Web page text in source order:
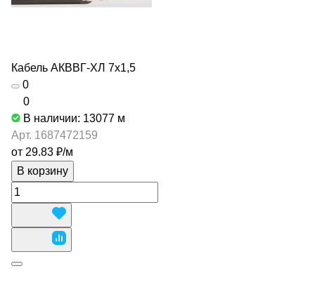
Кабель АКВВГ-ХЛ 7х1,5
0
0
В наличии: 13077 м
Арт. 1687472159
от 29.83 ₽/м
В корзину